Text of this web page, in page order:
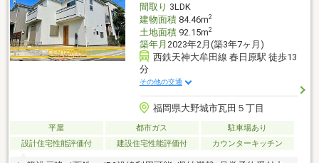
間取り 3LDK
建物面積84.46m2
土地面積92.15m2
築年月 2023年2月(築3年7ヶ月)
西鉄天神大牟田線 春日原駅 徒歩13
分
その他の交通
福岡県大野城市瓦田５丁目
平屋 都市ガス
駐車場あり
設計住宅性能評価付
建設住宅性能評価付 カウンターキッチン